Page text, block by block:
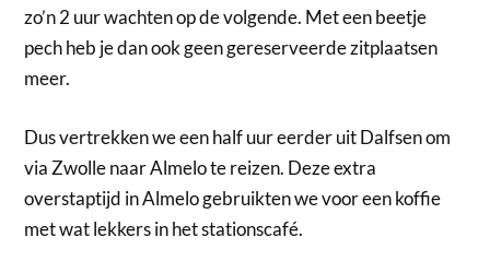
zo’n 2 uur wachten op de volgende. Met een beetje
pech heb je dan ook geen gereserveerde zitplaatsen
meer.
Dus vertrekken we een half uur eerder uit Dalfsen om
via Zwolle naar Almelo te reizen. Deze extra
overstaptijd in Almelo gebruikten we voor een koffie
met wat lekkers in het stationscafé.